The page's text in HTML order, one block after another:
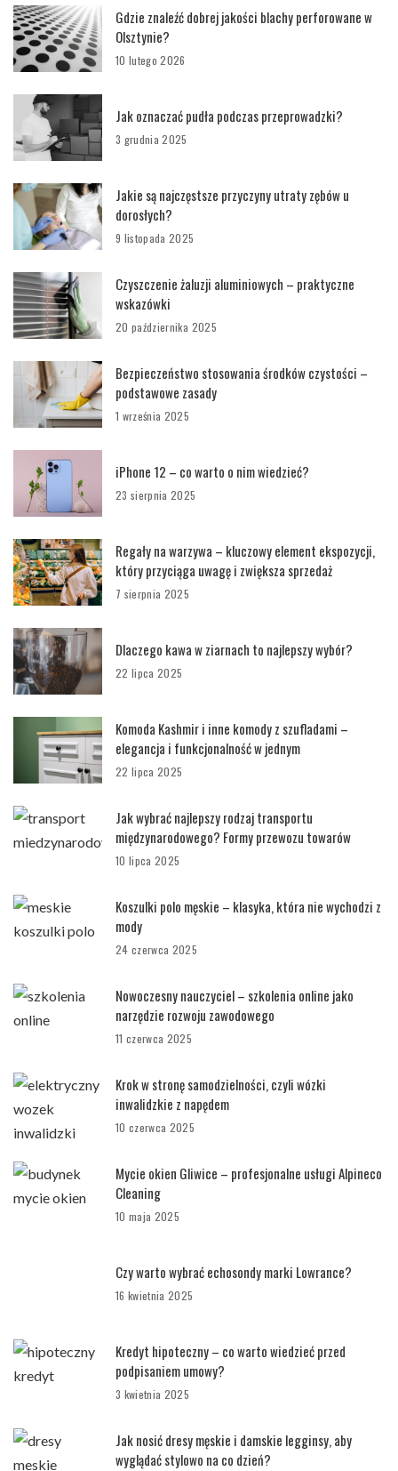
Gdzie znaleźć dobrej jakości blachy perforowane w
Olsztynie?
10 lutego 2026
Jak oznaczać pudła podczas przeprowadzki?
3 grudnia 2025
Jakie są najczęstsze przyczyny utraty zębów u
dorosłych?
9 listopada 2025
Czyszczenie żaluzji aluminiowych – praktyczne
wskazówki
20 października 2025
Bezpieczeństwo stosowania środków czystości –
podstawowe zasady
1 września 2025
iPhone 12 – co warto o nim wiedzieć?
23 sierpnia 2025
Regały na warzywa – kluczowy element ekspozycji,
który przyciąga uwagę i zwiększa sprzedaż
7 sierpnia 2025
Dlaczego kawa w ziarnach to najlepszy wybór?
22 lipca 2025
Komoda Kashmir i inne komody z szufladami –
elegancja i funkcjonalność w jednym
22 lipca 2025
Jak wybrać najlepszy rodzaj transportu
międzynarodowego? Formy przewozu towarów
10 lipca 2025
Koszulki polo męskie – klasyka, która nie wychodzi z
mody
24 czerwca 2025
Nowoczesny nauczyciel – szkolenia online jako
narzędzie rozwoju zawodowego
11 czerwca 2025
Krok w stronę samodzielności, czyli wózki
inwalidzkie z napędem
10 czerwca 2025
Mycie okien Gliwice – profesjonalne usługi Alpineco
Cleaning
10 maja 2025
Czy warto wybrać echosondy marki Lowrance?
16 kwietnia 2025
Kredyt hipoteczny – co warto wiedzieć przed
podpisaniem umowy?
3 kwietnia 2025
Jak nosić dresy męskie i damskie legginsy, aby
wyglądać stylowo na co dzień?